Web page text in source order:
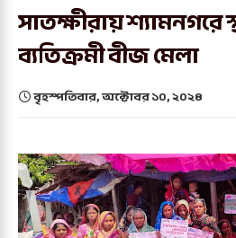
সাতক্ষীরায় শ্যামনগরে
ব্যতিক্রমী বীজ মেলা
বৃহস্পতিবার, অক্টোবর ১০, ২০২৪